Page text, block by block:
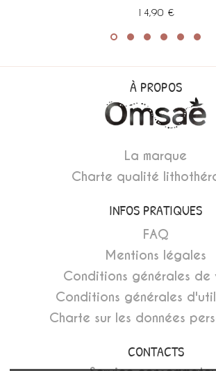
14,90 €
À PROPOS
La marque
Charte qualité
INFOS PRATIQUES
FAQ
Mentions légales
Conditions générales de
Conditions générales
Charte sur les données
CONTACTS